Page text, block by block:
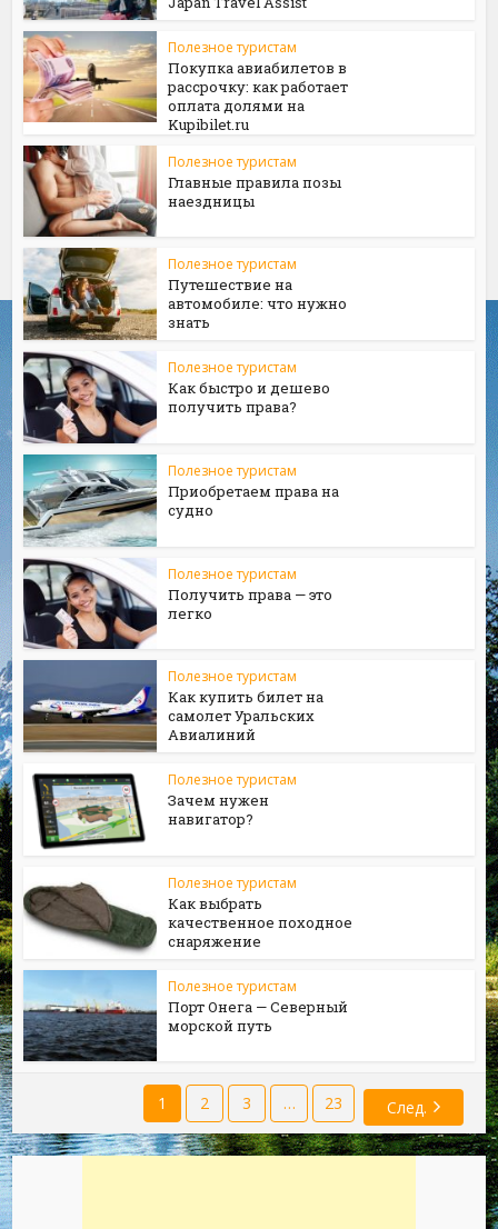
Полезное туристам
Покупка авиабилетов в
рассрочку: как работает
оплата долями на
Kupibilet.ru
Полезное туристам
Главные правила позы
наездницы
Полезное туристам
Путешествие на
автомобиле: что нужно
знать
Полезное туристам
Как быстро и дешево
получить права?
Полезное туристам
Приобретаем права на
судно
Полезное туристам
Получить права — это
легко
Полезное туристам
Как купить билет на
самолет Уральских
Авиалиний
Полезное туристам
Зачем нужен
навигатор?
Полезное туристам
Как выбрать
качественное походное
снаряжение
Полезное туристам
Порт Онега — Северный
морской путь
1 2 3 … 23 След.